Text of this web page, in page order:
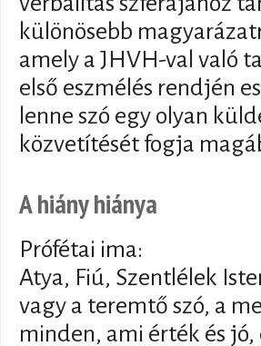
különösebb
amely a JHVH-val való
első eszmélés rendjén
lenne szó egy olyan
közvetítését fogja
A hiány hiánya
Prófétai ima:
Atya, Fiú, Szentlélek
vagy a teremtő szó, a
minden, ami érték és